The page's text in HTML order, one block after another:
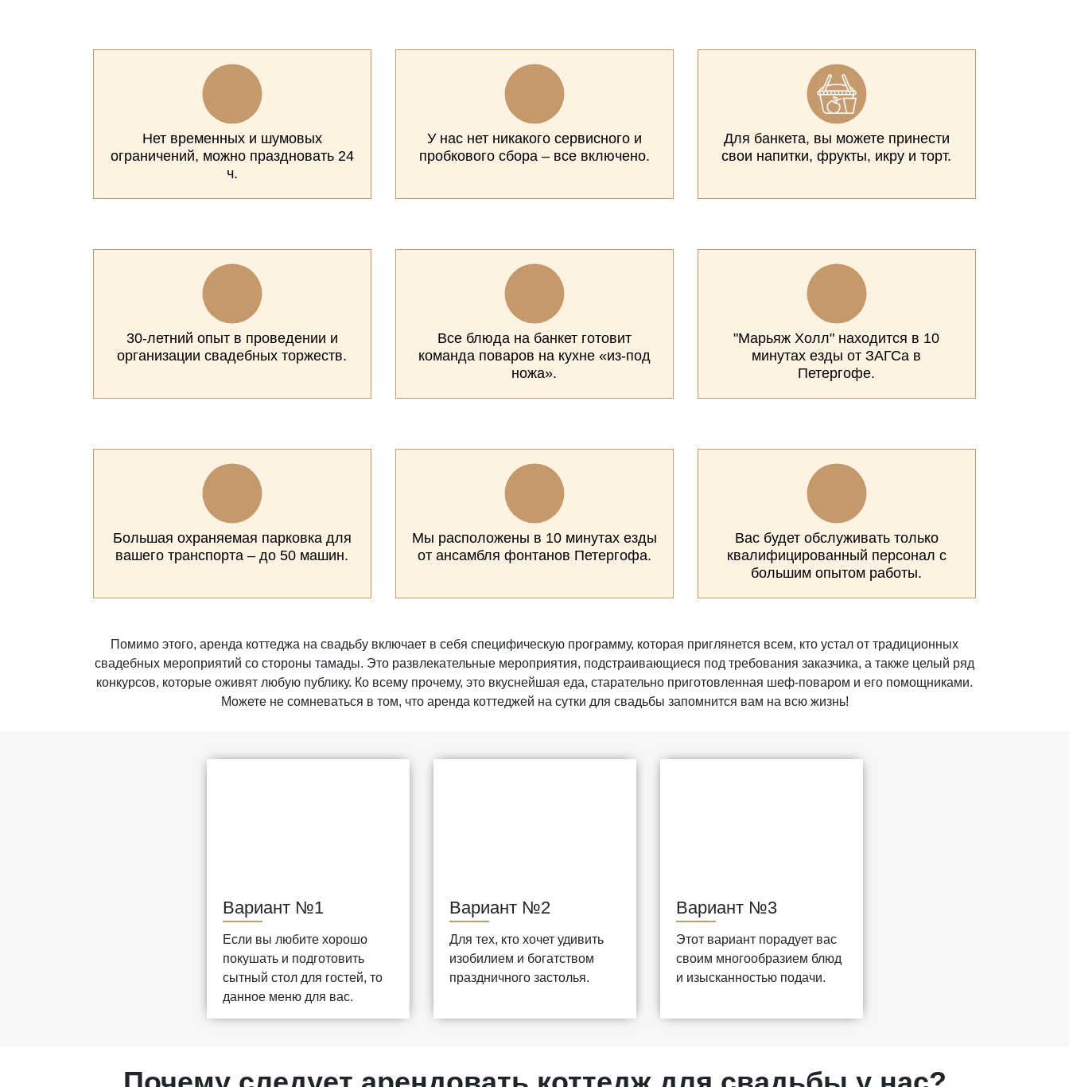
Нет временных и шумовых
ограничений, можно праздновать 24
ч.
У нас нет никакого сервисного и
пробкового сбора – все включено.
Для банкета, вы можете принести
свои напитки, фрукты, икру и торт.
30-летний опыт в проведении и
организации свадебных торжеств.
Все блюда на банкет готовит
команда поваров на кухне «из-под
ножа».
"Марьяж Холл" находится в 10
минутах езды от ЗАГСа в
Петергофе.
Большая охраняемая парковка для
вашего транспорта – до 50 машин.
Мы расположены в 10 минутах езды
от ансамбля фонтанов Петергофа.
Вас будет обслуживать только
квалифицированный персонал с
большим опытом работы.
Помимо этого, аренда коттеджа на свадьбу включает в себя специфическую программу, которая приглянется всем, кто устал от традиционных
свадебных мероприятий со стороны тамады. Это развлекательные мероприятия, подстраивающиеся под требования заказчика, а также целый ряд
конкурсов, которые оживят любую публику. Ко всему прочему, это вкуснейшая еда, старательно приготовленная шеф-поваром и его помощниками.
Можете не сомневаться в том, что аренда коттеджей на сутки для свадьбы запомнится вам на всю жизнь!
Вариант №1
Если вы любите хорошо
покушать и подготовить
сытный стол для гостей, то
данное меню для вас.
Вариант №2
Для тех, кто хочет удивить
изобилием и богатством
праздничного застолья.
Вариант №3
Этот вариант порадует вас
своим многообразием блюд
и изысканностью подачи.